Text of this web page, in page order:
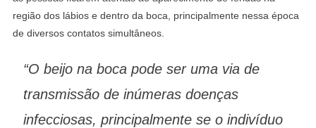
região dos lábios e dentro da boca, principalmente nessa época
de diversos contatos simultâneos.
“O beijo na boca pode ser uma via de
transmissão de inúmeras doenças
infecciosas, principalmente se o indivíduo